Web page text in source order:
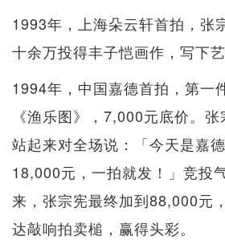
1993年，上海朵云轩首拍，张
十余万投得丰子恺画作，写下艺
1994年，中国嘉德首拍，第一
《渔乐图》，7,000元底价。张
站起来对全场说：「今天是嘉
18,000元，一拍就发！」竞投
来，张宗宪最终加到88,000元
达敲响拍卖槌，赢得头彩。